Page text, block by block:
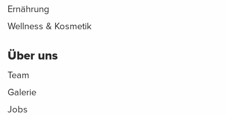
Ernährung
Wellness & Kosmetik
Über uns
Team
Galerie
Jobs